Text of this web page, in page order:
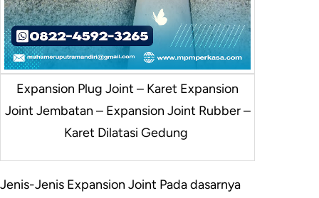
Expansion Plug Joint – Karet Expansion
Joint Jembatan – Expansion Joint Rubber –
Karet Dilatasi Gedung
Jenis-Jenis Expansion Joint Pada dasarnya